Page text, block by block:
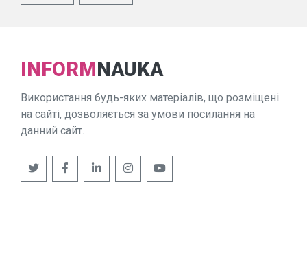
INFORMNAUKA
Використання будь-яких матеріалів, що розміщені
на сайті, дозволяється за умови посилання на
данний сайт.